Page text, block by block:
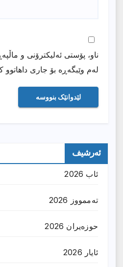
ناو، پۆستی ئەلیکترۆنی و
لەم وێبگەڕە بۆ جاری داهاتوو
ئەرشیف
ئاب 2026
تەممووز 2026
حوزه‌یران 2026
ئایار 2026